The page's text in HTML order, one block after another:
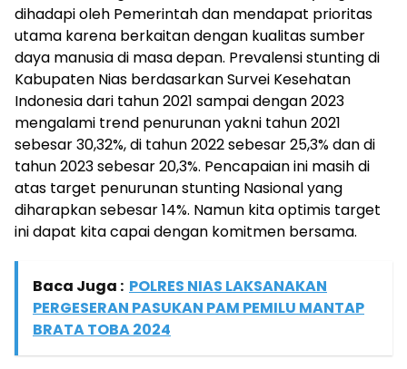
dihadapi oleh Pemerintah dan mendapat prioritas
utama karena berkaitan dengan kualitas sumber
daya manusia di masa depan. Prevalensi stunting di
Kabupaten Nias berdasarkan Survei Kesehatan
Indonesia dari tahun 2021 sampai dengan 2023
mengalami trend penurunan yakni tahun 2021
sebesar 30,32%, di tahun 2022 sebesar 25,3% dan di
tahun 2023 sebesar 20,3%. Pencapaian ini masih di
atas target penurunan stunting Nasional yang
diharapkan sebesar 14%. Namun kita optimis target
ini dapat kita capai dengan komitmen bersama.
Baca Juga : POLRES NIAS LAKSANAKAN
PERGESERAN PASUKAN PAM PEMILU MANTAP
BRATA TOBA 2024